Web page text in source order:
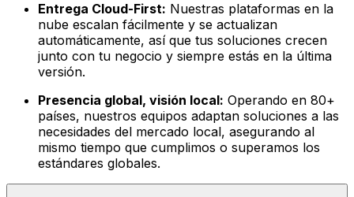
Entrega Cloud-First: Nuestras plataformas en la
nube escalan fácilmente y se actualizan
automáticamente, así que tus soluciones crecen
junto con tu negocio y siempre estás en la última
versión.
Presencia global, visión local: Operando en 80+
países, nuestros equipos adaptan soluciones a las
necesidades del mercado local, asegurando al
mismo tiempo que cumplimos o superamos los
estándares globales.